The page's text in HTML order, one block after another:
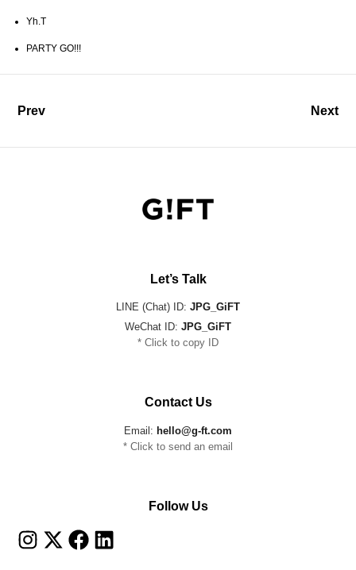
Yh.T
PARTY GO!!!
Prev Next
Let’s Talk
LINE (Chat) ID: JPG_GiFT
WeChat ID: JPG_GiFT
* Click to copy ID
Contact Us
Email: hello@g-ft.com
* Click to send an email
Follow Us